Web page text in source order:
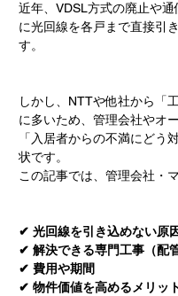
近年、VDSL方式の廃止や
に光回線を各戸まで直接引
す。
しかし、NTTや他社から「
に多いため、管理会社やオ
「入居者からの不満にどう
状です。
この記事では、管理会社・
✔ 光回線を引き込めない原
✔ 解決できる専門工事（配
✔ 費用や期間
✔ 物件価値を高めるメリッ